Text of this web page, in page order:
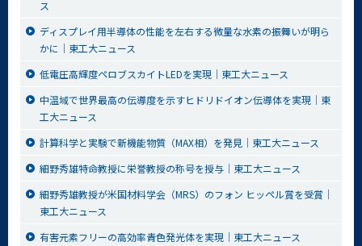
ス
ディスプレイ用半導体の性能を左右する微量な水素の振舞いが明ら
かに│東工大ニュース
低電圧高輝度ペロブスカイトLEDを実現│東工大ニュース
中温域で世界最高の伝導度を示すヒドリドイオン伝導体を実現│東
工大ニュース
計算科学と実験で新機能物質（MAX相）を発見│東工大ニュース
細野秀雄特命教授に栄誉教授の称号を授与│東工大ニュース
細野秀雄教授が米国材料学会（MRS）のフォン ヒッペル賞を受賞│
東工大ニュース
有害元素フリーの高効率青色発光体を実現│東工大ニュース